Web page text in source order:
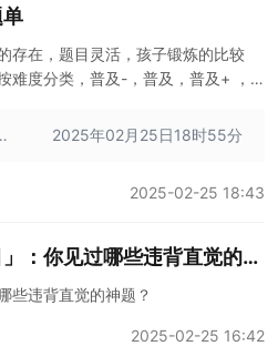
存在，题目灵活，孩子锻炼的比较
难度分类，普及-，普及，普及+ ，
2025年02月25日18时55分
2025-02-25 18:43
」：你见过哪些违背直觉的神
些违背直觉的神题？
2025-02-25 16:42